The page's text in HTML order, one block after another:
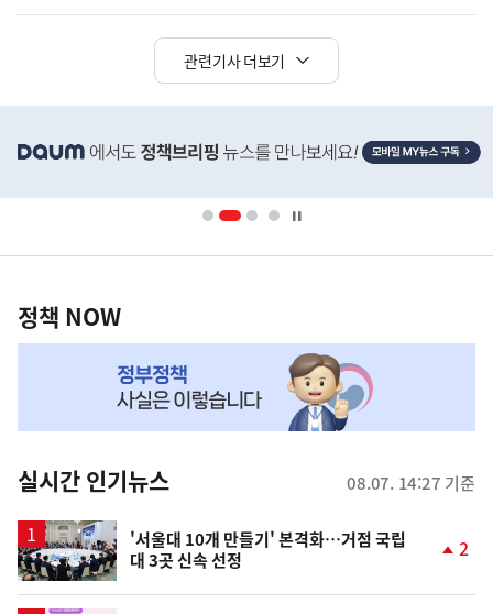
관련기사 더보기
단
영
책
NOW,
뉴
스
정책 NOW
실시간 인기뉴스 08.07. 14:27 기준
'서울대 10개 만들기' 본격화…거점 국립
대 3곳 신속 선정
2